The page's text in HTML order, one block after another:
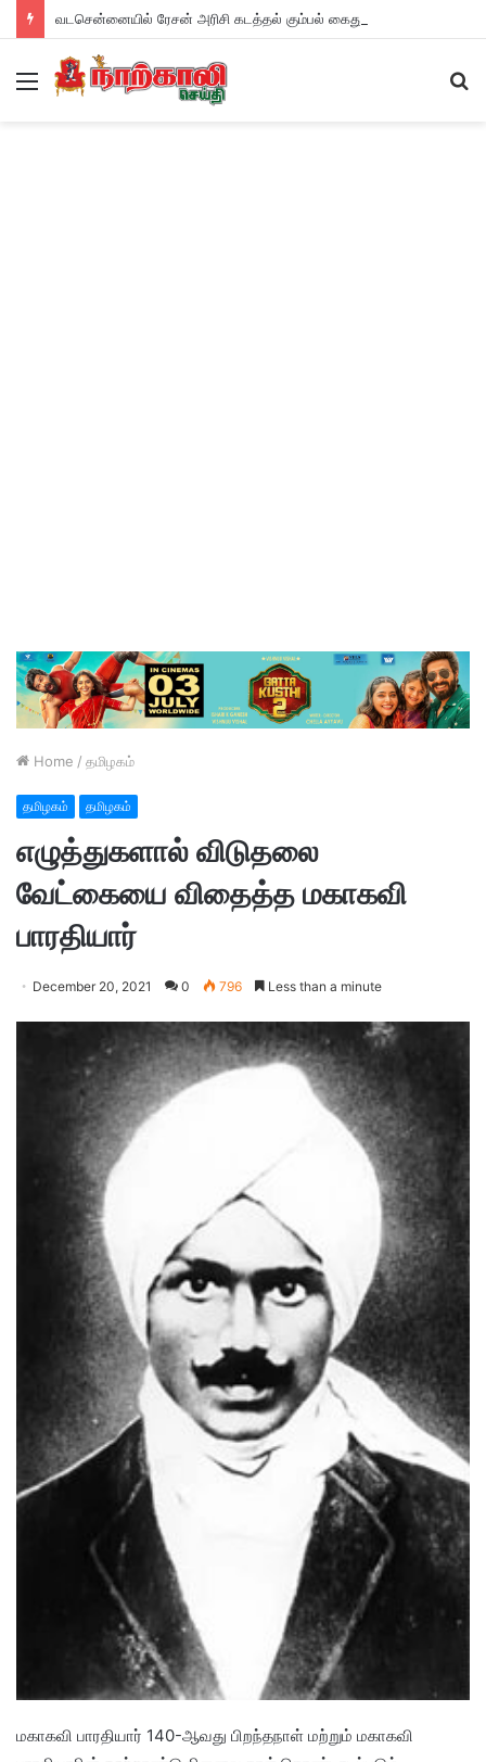
Menu
Home / தமிழகம்
தமிழகம் தமிழகம்
எழுத்துகளால் விடுதலை
வேட்கையை விதைத்த மகாகவி
பாரதியார்
December 20, 2021 0 796 Less than a minute
மகாகவி பாரதியார் 140-ஆவது பிறந்தநாள் மற்றும் மகாகவி